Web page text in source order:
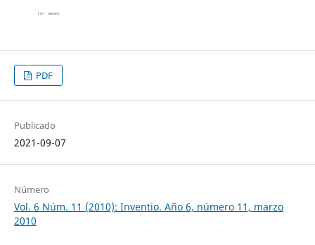
PDF
Publicado
2021-09-07
Número
Vol. 6 Núm. 11 (2010): Inventio. Año 6, número 11, marzo
2010